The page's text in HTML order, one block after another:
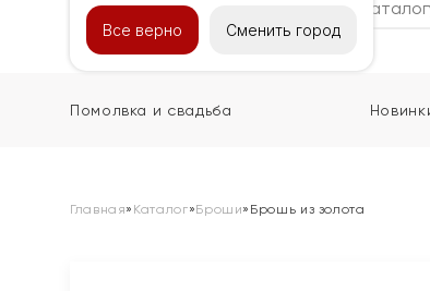
Все верно Сменить город
Каталог
Помолвка и свадьба
Главная» Каталог»Броши» Брошь из золота